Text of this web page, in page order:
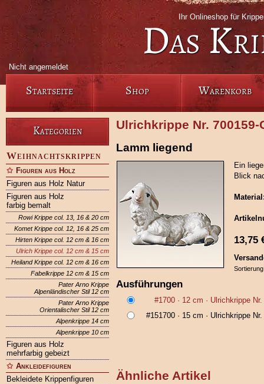
Ihr Onlineshop für
Das
Nicht angemeldet
Startseite Shop Warenkorb
Kategorien
Weihnachtskrippen
Figuren aus Holz
Figuren aus Holz Natur
Figuren aus Holz
farbig bemalt
Rowi Krippe col. 13, 16 & 20 cm
Komet Krippe col. 12, 16 & 25 cm
Hirten Krippe col. 12 cm & 16 cm
Ulrich Krippe col. 12 cm & 15 cm
Heiland Krippe col. 12 cm & 16 cm
Fabelkrippe 12 cm & 15 cm
Pater Arno Krippe
Alpenländischer Stil 12 cm
Pater Arno Krippe
Orientalischer Stil 12 cm
Alpenkrippe 14 cm
Alpenkrippe 10 cm
Figuren aus Holz
mehrfarbig gebeizt
Ankleidefiguren
Bekleidete Krippenfiguren
Ulrichkrippe Nr.
Lamm liegend
Ein
Blick
13,75
Ausführungen
#1700 · 12 cm · Ulrichkrippe Nr.
#151700 · 15 cm · Ulrichkrippe Nr.
Ähnliche Artikel